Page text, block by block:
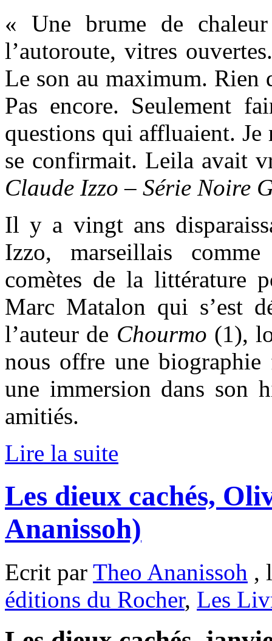
« Une brume de
l’autoroute, vitres
Le son au maximum. Rien
Pas encore. Seulement
questions qui affluaient.
se confirmait. Leila avait
Claude Izzo – Série Noire
Il y a vingt ans
Izzo, marseillais
comètes de la littérature
Marc Matalon qui s’est
l’auteur de Chourmo (1),
nous offre une
une immersion dans son
amitiés.
Lire la suite
Les dieux cachés,
Ananissoh)
Ecrit par Theo Ananissoh ,
éditions du Rocher, Les